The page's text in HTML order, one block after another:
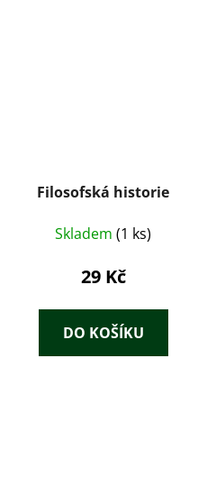
Filosofská historie
Skladem (1 ks)
29 Kč
DO KOŠÍKU